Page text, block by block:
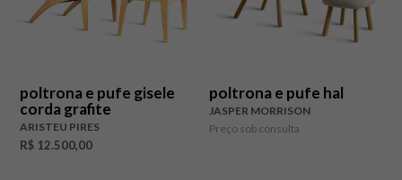
poltrona e pufe gisele
corda grafite
ARISTEU PIRES
R$ 12.500,00
poltrona e pufe hal
JASPER MORRISON
Preço sob consulta